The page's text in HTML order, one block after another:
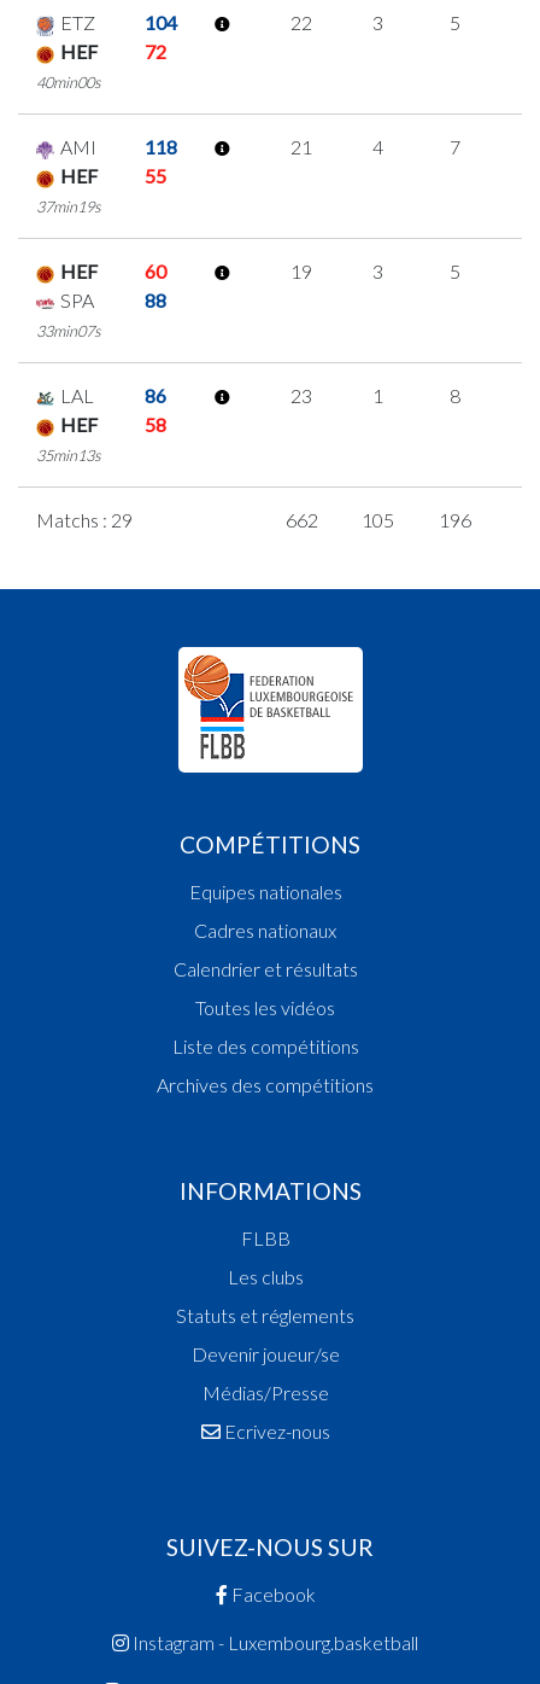
ETZ
104
HEF
72
40min00s
22 3 5
AMI
118
HEF
55
37min19s
21 4 7
HEF
60
SPA
88
33min07s
19 3 5
LAL
86
HEF
58
35min13s
23 1 8
Matchs : 29 662 105 196
COMPÉTITIONS
Equipes nationales
Cadres nationaux
Calendrier et résultats
Toutes les vidéos
Liste des compétitions
Archives des compétitions
INFORMATIONS
FLBB
Les clubs
Statuts et réglements
Devenir joueur/se
Médias/Presse
Ecrivez-nous
SUIVEZ-NOUS SUR
Facebook
Instagram - Luxembourg.basketball